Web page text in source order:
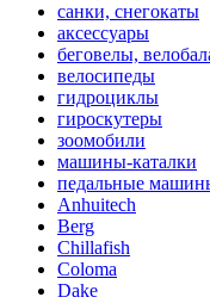
санки, снегокаты
аксессуары
беговелы,
велосипеды
гидроциклы
гироскутеры
зоомобили
машины-каталки
педальные
Anhuitech
Berg
Chillafish
Coloma
Dake